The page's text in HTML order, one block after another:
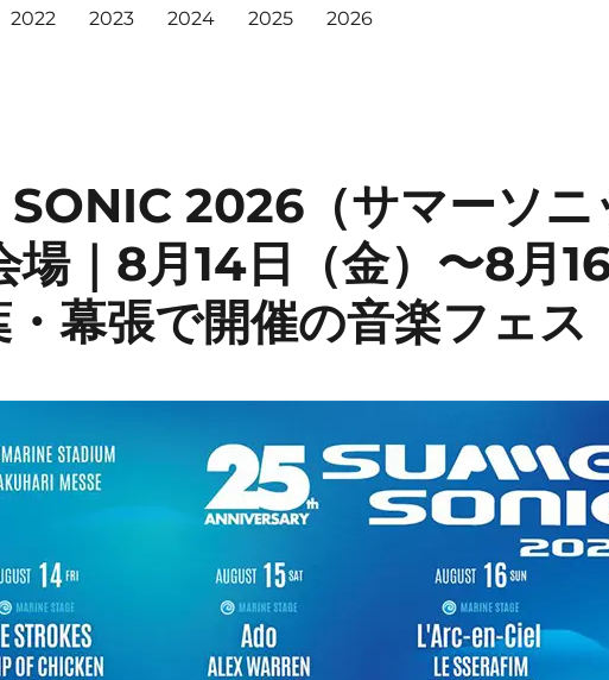
2022 2023 2024 2025 2026
2026（サマーソ
｜8月14日（金）〜8月
・幕張で開催の音楽フェス